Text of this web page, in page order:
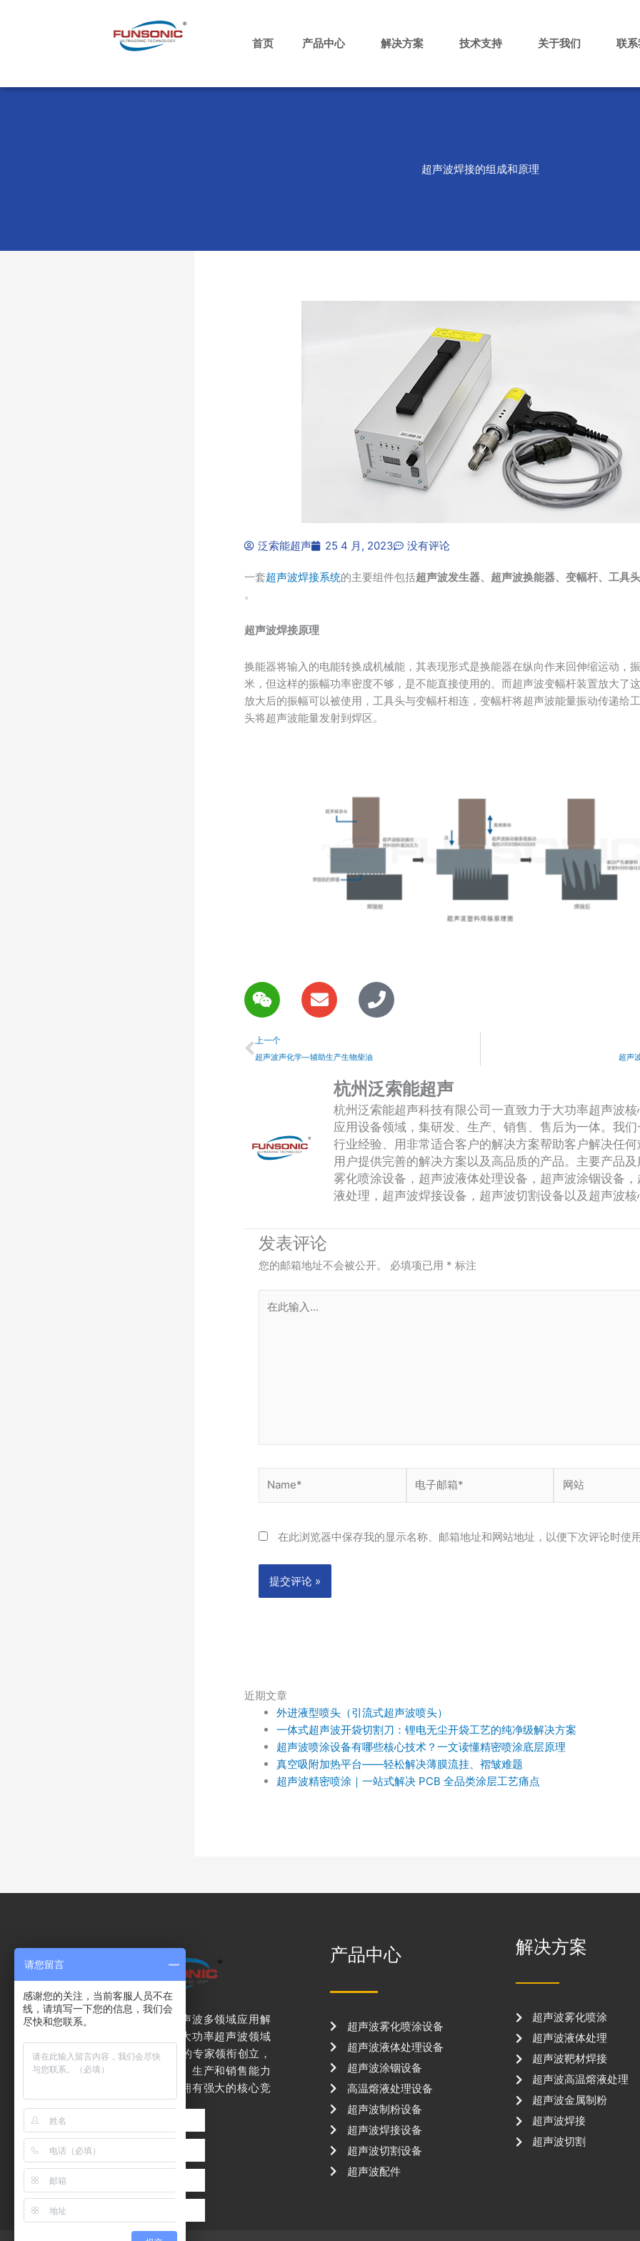
首页 产品中心 解决方案 技术支持 关于我们 联
超声波焊接的组成和原理
泛索能超声 25 4 月, 2023 没有评论
一套超声波焊接系统的主要组件包括超声波发生器、超声波换能器、变幅杆、工具
。
超声波焊接原理
换能器将输入的电能转换成机械能，其表现形式是换能器在纵向作来回伸缩运动，
米，但这样的振幅功率密度不够，是不能直接使用的。而超声波变幅杆装置放大了
放大后的振幅可以被使用，工具头与变幅杆相连，变幅杆将超声波能量振动传递给
头将超声波能量发射到焊区。
W
e
x
i
E
n
l
P
h
上一个
上一个
超声波声化学—辅助生产生物柴油 超声
杭州泛索能超声
杭州泛索能超声科技有限公司一直致力于大功率超声波
应用设备领域，集研发、生产、销售、售后为一体。我
行业经验、用非常适合客户的解决方案帮助客户解决任
用户提供完善的解决方案以及高品质的产品。主要产品
雾化喷涂设备，超声波液体处理设备，超声波涂铟设备
液处理，超声波焊接设备，超声波切割设备以及超声波
发表评论
您的邮箱地址不会被公开。 必填项已用 * 标注
子
*
站
在此浏览器中保存我的显示名称、邮箱地址和网站地址，以便下次评论时使
近期文章
外进液型喷头（引流式超声波喷头）
一体式超声波开袋切割刀：锂电无尘开袋工艺的纯净级解决方案
超声波喷涂设备有哪些核心技术？一文读懂精密喷涂底层原理
真空吸附加热平台——轻松解决薄膜流挂、褶皱难题
超声波精密喷涂｜一站式解决 PCB 全品类涂层工艺痛点
杭州泛索能专注于超声波多领域应用解
。我们是由在大功率超声波领域
均超过10年实战经验的专家领衔创立，
是一家拥有自主研发、生产和销售能力
的专业生产商，产品拥有强大的核心竞
争力。
产品中心
超声波雾化喷涂设备
超声波液体处理设备
超声波涂铟设备
高温熔液处理设备
超声波制粉设备
超声波焊接设备
超声波切割设备
超声波配件
解决方案
超声波雾化喷涂
超声波液体处理
超声波靶材焊接
超声波高温熔液处理
超声波金属制粉
超声波焊接
超声波切割
请您留言
感谢您的关注，当前客服人员不在
线，请填写一下您的信息，我们会
尽快和您联系。